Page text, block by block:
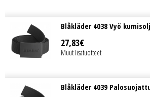
Blåkläder 4038 Vyö
27,83€
Muut lisätuotteet
Blåkläder 4039